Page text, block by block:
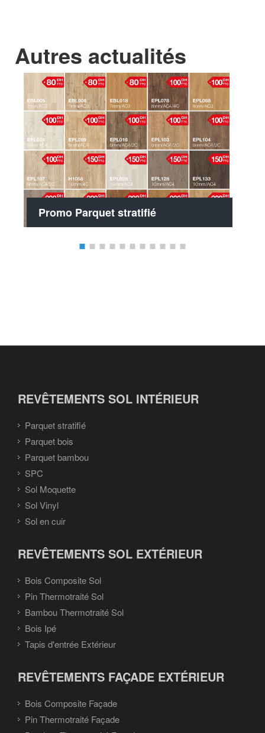
Autres actualités
Promo Parquet stratifié
REVÊTEMENTS SOL INTÉRIEUR
Parquet stratifié
Parquet bois
Parquet bambou
SPC
Sol Moquette
Sol Vinyl
Sol en cuir
REVÊTEMENTS SOL EXTÉRIEUR
Bois Composite Sol
Pin Thermotraité Sol
Bambou Thermotraité Sol
Bois Ipé
Tapis d'entrée Extérieur
REVÊTEMENTS FAÇADE EXTÉRIEUR
Bois Composite Façade
Pin Thermotraité Façade